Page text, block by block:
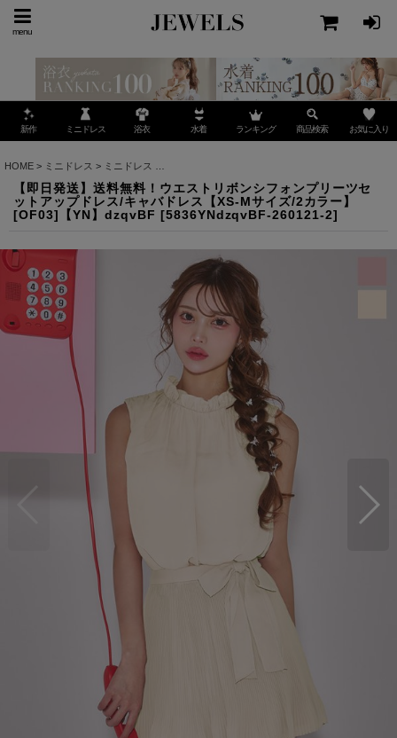
menu
新作 ミニドレス 浴衣 水着 ランキング 商品検索 お気に入り
HOME > ミニドレス > ミニドレス
【即日発送】送料無料！ウエストリボンシフォンプリーツセ
ットアップドレス/キャバドレス【XS-Mサイズ/2カラー】
[OF03]【YN】dzqvBF [5836YNdzqvBF-260121-2]